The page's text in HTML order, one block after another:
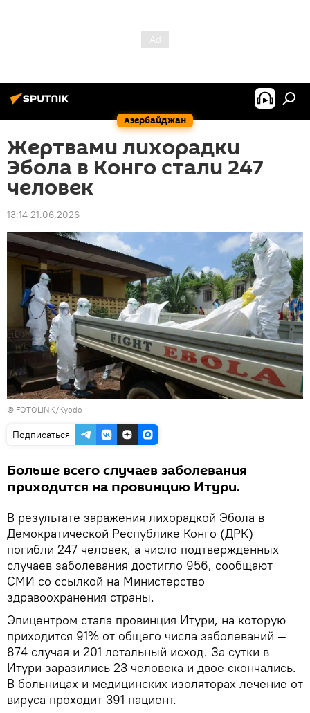
Азербайджан
Жертвами лихорадки
Эбола в Конго стали 247
человек
13:14 21.06.2026
© FOTOLINK/Kyodo
Подписаться
Больше всего случаев заболевания
приходится на провинцию Итури.
В результате заражения лихорадкой Эбола в
Демократической Республике Конго (ДРК)
погибли 247 человек, а число подтвержденных
случаев заболевания достигло 956, сообщают
СМИ со ссылкой на Министерство
здравоохранения страны.
Эпицентром стала провинция Итури, на которую
приходится 91% от общего числа заболеваний —
874 случая и 201 летальный исход. За сутки в
Итури заразились 23 человека и двое скончались.
В больницах и медицинских изоляторах лечение от
вируса проходит 391 пациент.